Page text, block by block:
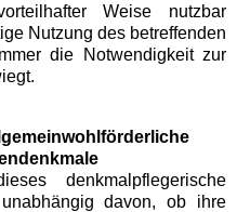
Weise nutzbar
Nutzung des betreffenden
die Notwendigkeit zur
denkmalpflegerische
davon, ob ihre